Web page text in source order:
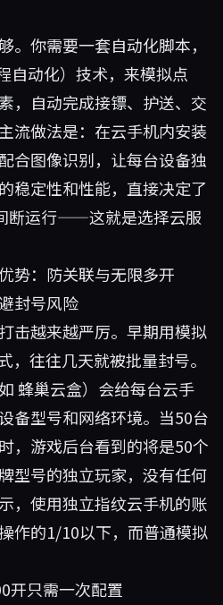
。你需要一套自动化脚本，
自动化）技术，来模拟点
，自动完成接镖、护送、交
流做法是：在云手机内安装
合图像识别，让每台设备独
稳定性和性能，直接决定了
断运行——这就是选择云服
势：防关联与无限多开
封号风险
击越来越严厉。早期用模拟
，往往几天就被批量封号。
蜂巢云盒）会给每台云手
备型号和网络环境。当50台
，游戏后台看到的将是50个
型号的独立玩家，没有任何
，使用独立指纹云手机的账
作的1/10以下，而普通模拟
开只需一次配置